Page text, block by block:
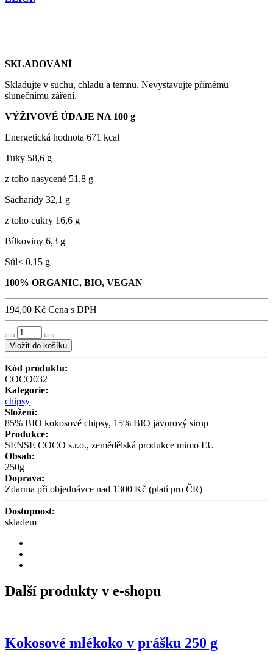
SKLADOVÁNÍ
Skladujte v suchu, chladu a temnu. Nevystavujte přímému
slunečnímu záření.
VÝŽIVOVÉ ÚDAJE NA 100 g
Energetická hodnota 671 kcal
Tuky 58,6 g
z toho nasycené 51,8 g
Sacharidy 32,1 g
z toho cukry 16,6 g
Bílkoviny 6,3 g
Sůl< 0,15 g
100% ORGANIC, BIO, VEGAN
194,00 Kč Cena s DPH
Vložit do košíku
Kód produktu:
COCO032
Kategorie:
chipsy
Složení:
85% BIO kokosové chipsy, 15% BIO javorový sirup
Produkce:
SENSE COCO s.r.o., zemědělská produkce mimo EU
Obsah:
250g
Doprava:
Zdarma při objednávce nad 1300 Kč (platí pro ČR)
Dostupnost:
skladem
Další produkty v e-shopu
Kokosové mlékoko v prášku 250 g